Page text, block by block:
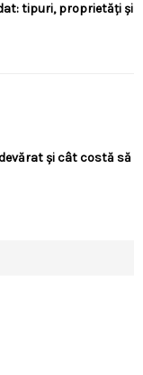
tipuri, proprietăți și
și cât costă să